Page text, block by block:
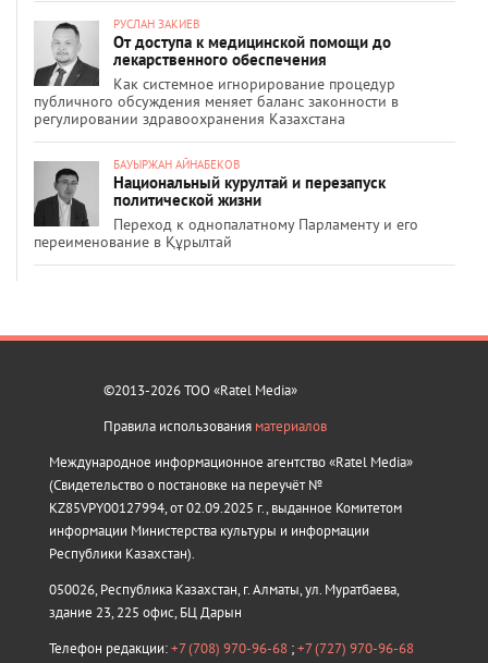
РУСЛАН ЗАКИЕВ
От доступа к медицинской помощи до
лекарственного обеспечения
Как системное игнорирование процедур
публичного обсуждения меняет баланс законности в
регулировании здравоохранения Казахстана
БАУЫРЖАН АЙНАБЕКОВ
Национальный курултай и перезапуск
политической жизни
Переход к однопалатному Парламенту и его
переименование в Құрылтай
©2013-2026 ТОО «Ratel Media»
Правила использования материалов
Международное информационное агентство «Ratel Media»
(Свидетельство о постановке на переучёт №
KZ85VPY00127994, от 02.09.2025 г., выданное Комитетом
информации Министерства культуры и информации
Республики Казахстан).
050026, Республика Казахстан, г. Алматы, ул. Муратбаева,
здание 23, 225 офис, БЦ Дарын
Телефон редакции:+7 (708) 970-96-68 ;+7 (727) 970-96-68